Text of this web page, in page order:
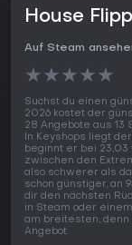
House
Auf Steam
★★★★★
Suchst du einen
2026 kostet der
28 Angebote aus 13
In Keyshops liegt
beginnt er bei
zwischen den
also schwerer als
schon günstiger, an
dir den nächsten
in Steam oder
am breitesten,
Angebot.